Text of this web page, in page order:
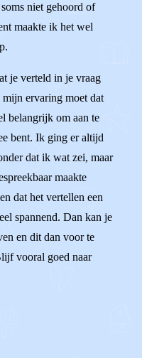
niet gehoord of
maakte ik het wel
je verteld in je vraag
mijn ervaring moet dat
belangrijk om aan te
bent. Ik ging er altijd
dat ik wat zei, maar
maakte
dat het vertellen een
spannend. Dan kan je
en dit dan voor te
vooral goed naar